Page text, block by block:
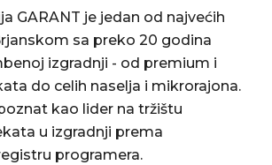
GARANT je jedan od najvećih
sa preko 20 godina
izgradnji - od premium i
do celih naselja i mikrorajona.
kao lider na tržištu
u izgradnji prema
programera.